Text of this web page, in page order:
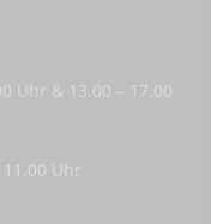
Uhr & 13.00 – 17.00
Uhr